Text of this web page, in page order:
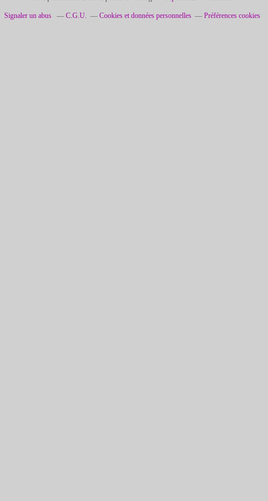
Signaler un abus C.G.U. Cookies et données personnelles Préférences cookies